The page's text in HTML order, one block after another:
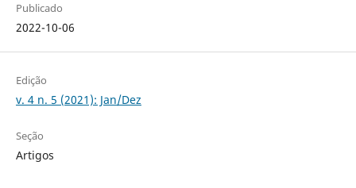
Publicado
2022-10-06
Edição
v. 4 n. 5 (2021): Jan/Dez
Seção
Artigos